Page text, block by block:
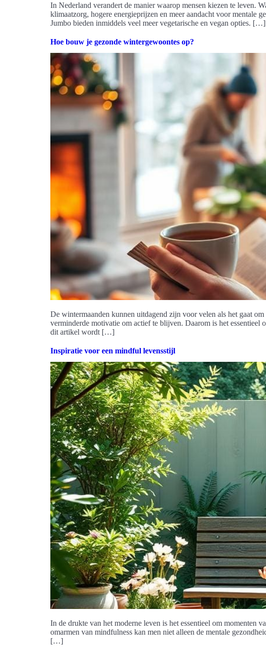
In Nederland verandert de manier waarop mensen kiezen te leven.
klimaatzorg, hogere energieprijzen en meer aandacht voor mentale
Jumbo bieden inmiddels veel meer vegetarische en vegan opties. […]
Hoe bouw je gezonde wintergewoontes op?
De wintermaanden kunnen uitdagend zijn voor velen als het gaat
verminderde motivatie om actief te blijven. Daarom is het
dit artikel wordt […]
Inspiratie voor een mindful levensstijl
In de drukte van het moderne leven is het essentieel om momenten
omarmen van mindfulness kan men niet alleen de mentale
[…]